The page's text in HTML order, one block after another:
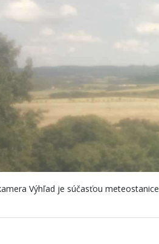
Výhľad je súčasťou meteostanice